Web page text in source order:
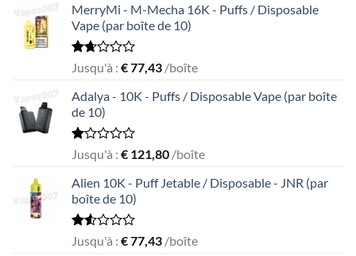
MerryMi - M-Mecha 16K - Puffs / Disposable
Vape (par boîte de 10)
Rated
out
of
5
Jusqu'à : €77,43 /boîte
Adalya - 10K - Puffs / Disposable Vape (par boîte
de 10)
Rated
out
of
5
Jusqu'à : € 121,80 /boîte
Alien 10K - Puff Jetable / Disposable - JNR (par
boîte de 10)
Rated
Jusqu'à : €77,43 /boîte